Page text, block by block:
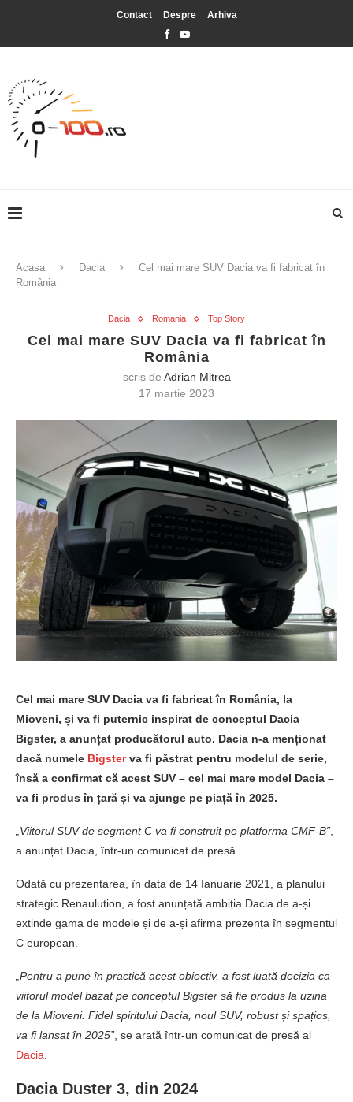
Contact Despre Arhiva
Acasa Dacia
Cel mai mare SUV Dacia va fi fabricat în
România
Dacia Romania Top Story
Cel mai mare SUV Dacia va fi fabricat în
România
scris de Adrian Mitrea
17 martie 2023
Cel mai mare SUV Dacia va fi fabricat în România, la
Mioveni, și va fi puternic inspirat de conceptul Dacia
Bigster, a anunțat producătorul auto. Dacia n-a menționat
dacă numele Bigsterva fi păstrat pentru modelul de serie,
însă a confirmat că acest SUV – cel mai mare model Dacia –
va fi produs în țară și va ajunge pe piață în 2025.
„Viitorul SUV de segment C va fi construit pe platforma CMF-B”
a anunțat Dacia, într-un comunicat de presă.
Odată cu prezentarea, în data de 14 Ianuarie 2021, a planului
strategic Renaulution, a fost anunțată ambiția Dacia de a-și
extinde gama de modele și de a-și afirma prezența în segmentul
C european.
„Pentru a pune în practică acest obiectiv, a fost luată decizia ca
viitorul model bazat pe conceptul Bigster să fie produs la uzina
de la Mioveni. Fidel spiritului Dacia, noul SUV, robust și spațios,
va fi lansat în 2025” , se arată într-un comunicat de presă al
Dacia
Dacia Duster 3, din 2024